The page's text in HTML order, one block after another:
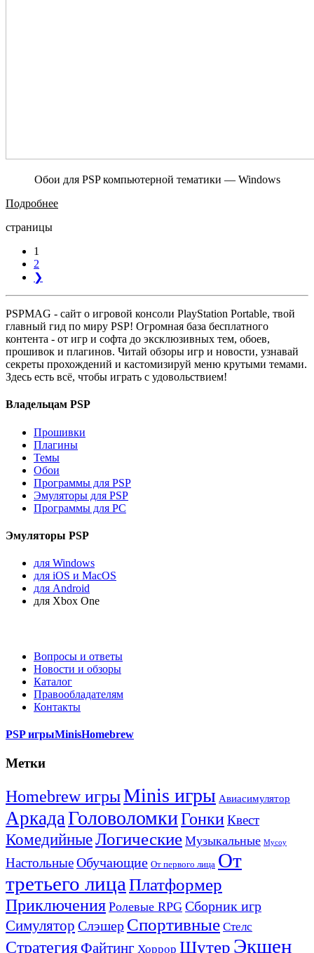
Обои для PSP компьютерной тематики — Windows
Подробнее
страницы
1
2
❯
PSPMAG - cайт о игровой консоли PlayStation Portable, твой
главный гид по миру PSP! Огромная база бесплатного
контента - от игр и софта до эксклюзивных тем, обоев,
прошивок и плагинов. Читай обзоры игр и новости, узнавай
секреты прохождений и кастомизируй меню крутыми темами.
Здесь есть всё, чтобы играть с удовольствием!
Владельцам PSP
Прошивки
Плагины
Темы
Обои
Программы для PSP
Эмуляторы для PSP
Программы для PC
Эмуляторы PSP
для Windows
для iOS и MacOS
для Android
для Xbox One
Вопросы и ответы
Новости и обзоры
Каталог
Правообладателям
Контакты
PSP игрыMinisHomebrew
Метки
Homebrew игрыMinis игры Авиасимулятор
Аркада ГоловоломкиГонкиКвест
КомедийныеЛогические Музыкальные Мусоу
НастольныеОбучающие От первого лица От
третьего лица Платформер
Приключения Ролевые RPG Сборник игр
Симулятор Слэшер Спортивные Стелс
СтратегияФайтинг Хоррор Шутер Экшен